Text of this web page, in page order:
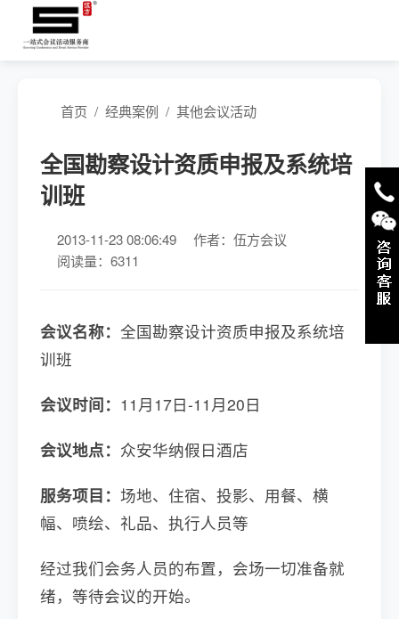
首页 / 经典案例 / 其他会议活动
全国勘察设计资质申报及系统培
训班
2013-11-23 08:06:49
作者：伍方会议
阅读量：6311
会议名称： 全国勘察设计资质申报及系统培
训班
会议时间： 11月17日-11月20日
会议地点： 众安华纳假日酒店
服务项目： 场地、住宿、投影、用餐、横
幅、喷绘、礼品、执行人员等
经过我们会务人员的布置，会场一切准备就
绪，等待会议的开始。